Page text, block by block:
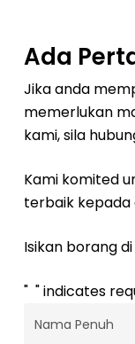
Ada
Jika anda
memerlukan
kami, sila
Kami komited
terbaik kepada
Isikan borang
"* " indicates
Nama